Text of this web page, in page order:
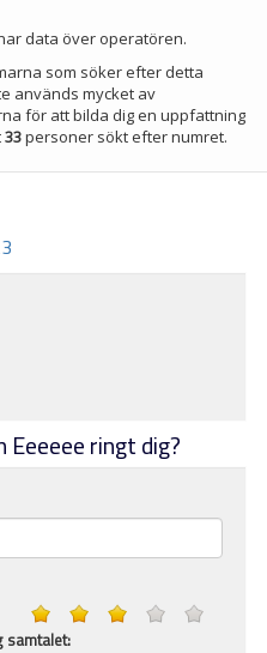
data över operatören.
som söker efter detta
används mycket av
för att bilda dig en uppfattning
33personer sökt efter numret.
ringt dig?
samtalet: